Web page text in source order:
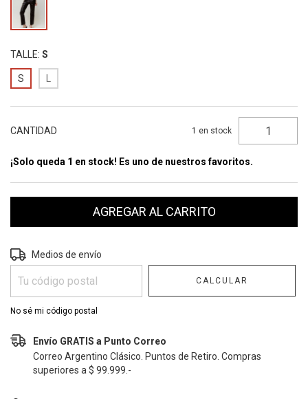
TALLE: S
S
CANTIDAD 1 en stock
¡Solo queda 1 en stock! Es uno de nuestros favoritos.
Entregas para el CP:
Medios de envío
CALCULAR
No sé mi código postal
Envío GRATIS a Punto Correo
Correo Argentino Clásico. Puntos de Retiro. Compras
superiores a $ 99.999.-